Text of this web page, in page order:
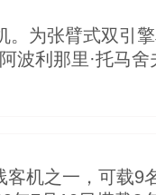
为张臂式双引
波利那里·托马
机之一，可载9